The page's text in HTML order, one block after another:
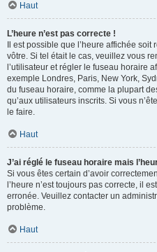
Haut
L’heure n’est pas correcte !
Il est possible que l’heure affichée
vôtre. Si tel était le cas, veuillez vous
l’utilisateur et régler le fuseau horaire
exemple Londres, Paris, New York,
du fuseau horaire, comme la plupart
qu’aux utilisateurs inscrits. Si vous
le faire.
Haut
J’ai réglé le fuseau horaire mais
Si vous êtes certain d’avoir
l’heure n’est toujours pas correcte, il
erronée. Veuillez contacter un
problème.
Haut